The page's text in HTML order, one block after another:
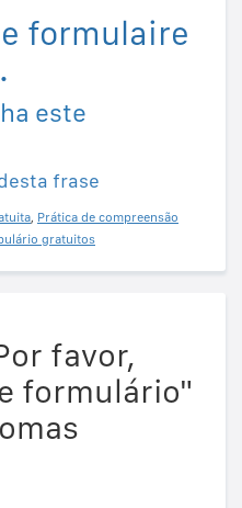
formulaire
este
frase
, Prática de compreensão
gratuitos
favor,
formulário"